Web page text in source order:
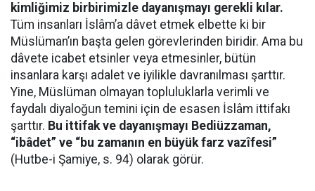
kimliğimiz birbirimizle dayanışmayı gerekli kılar.
Tüm insanları İslâm’a dâvet etmek elbette ki bir
Müslüman’ın başta gelen görevlerinden biridir. Ama bu
dâvete icabet etsinler veya etmesinler, bütün
insanlara karşı adalet ve iyilikle davranılması şarttır.
Yine, Müslüman olmayan topluluklarla verimli ve
faydalı diyaloğun temini için de esasen İslâm ittifakı
şarttır. Bu ittifak ve dayanışmayı Bediüzzaman,
“ibâdet” ve “bu zamanın en büyük farz vazîfesi”
(Hutbe-i Şamiye, s. 94) olarak görür.